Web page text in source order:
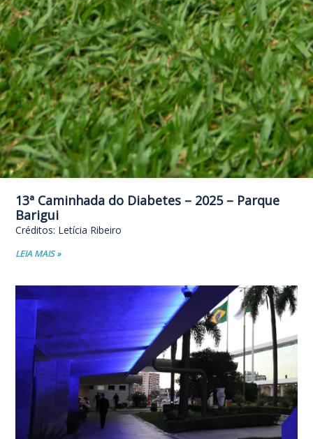
13ª Caminhada do Diabetes – 2025 – Parque
Barigui
Créditos: Letícia Ribeiro
LEIA MAIS »